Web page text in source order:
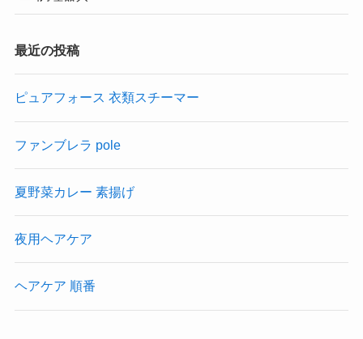
最近の投稿
ピュアフォース 衣類スチーマー
ファンブレラ pole
夏野菜カレー 素揚げ
夜用ヘアケア
ヘアケア 順番